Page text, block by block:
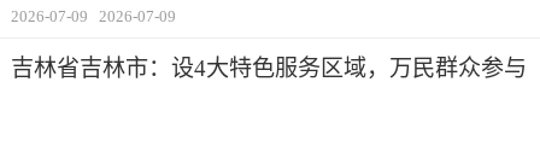
2026-07-09 2026-07-09
吉林省吉林市：设4大特色服务区域，万民群众参与